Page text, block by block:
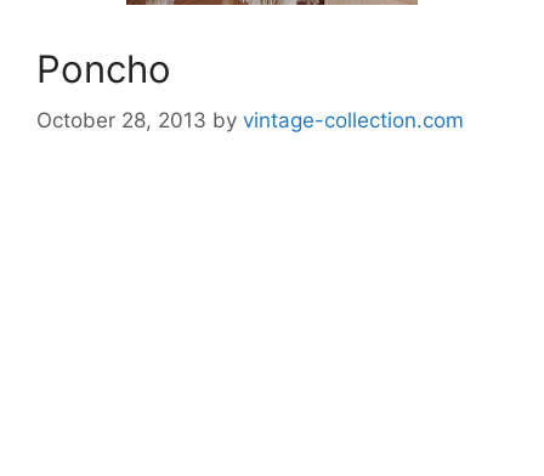
Poncho
October 28, 2013 by vintage-collection.com